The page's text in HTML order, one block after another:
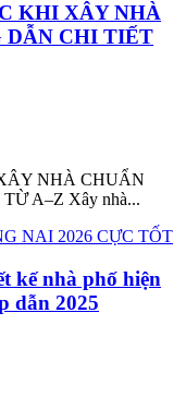
KHI XÂY NHÀ
DẪN CHI TIẾT
NHÀ CHUẨN
A–Z Xây nhà...
kế nhà phố hiện
dẫn 2025